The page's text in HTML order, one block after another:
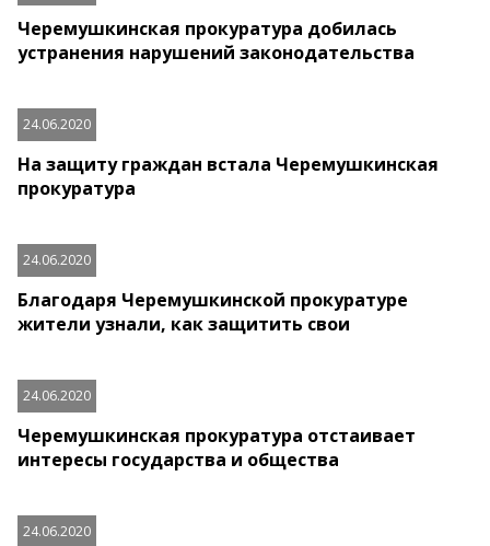
Черемушкинская прокуратура добилась
устранения нарушений законодательства
24.06.2020
На защиту граждан встала Черемушкинская
прокуратура
24.06.2020
Благодаря Черемушкинской прокуратуре
жители узнали, как защитить свои
24.06.2020
Черемушкинская прокуратура отстаивает
интересы государства и общества
24.06.2020